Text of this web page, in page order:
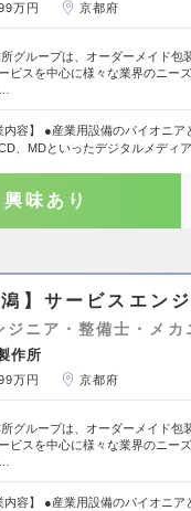
万円 京都府
所グループは、オーダーメイド包
ビスを中心に様々な業界のニー
内容】 ●産業用設備のパイオニ
、MDといったデジタルメディ
興味あり
潟】サービスエン
ジニア・整備士・メカ
作所
万円 京都府
所グループは、オーダーメイド包
ビスを中心に様々な業界のニー
内容】 ●産業用設備のパイオニ